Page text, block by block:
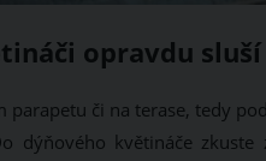
opravdu sluší
parapetu či na terase, tedy
květináče zkuste